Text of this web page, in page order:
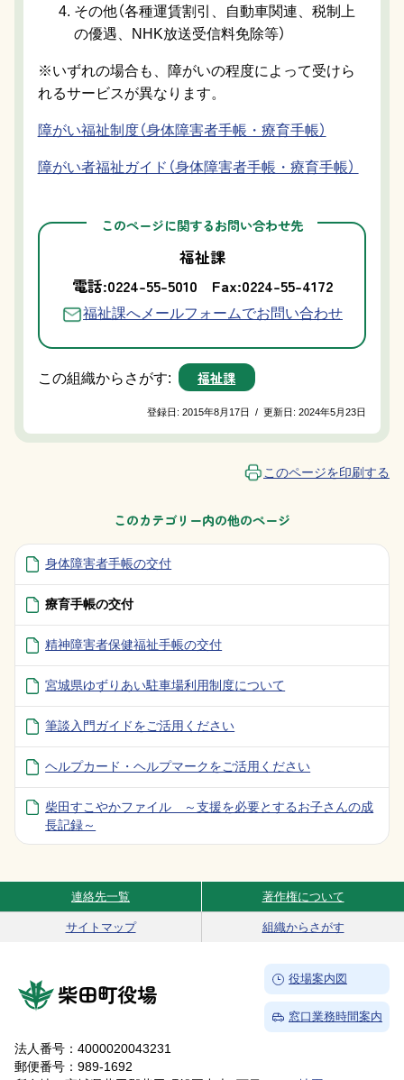
その他（各種運賃割引、自動車関連、税制上
の優遇、NHK放送受信料免除等）
※いずれの場合も、障がいの程度によって受けら
れるサービスが異なります。
障がい福祉制度（身体障害者手帳・療育手帳）
障がい者福祉ガイド（身体障害者手帳・療育手帳）
このページに関するお問い合わせ先
福祉課
電話:0224-55-5010
Fax:0224-55-4172
福祉課へメールフォームでお問い合わせ
この組織からさがす: 福祉課
登録日:2015年8月17日 / 更新日:2024年5月23日
このページを印刷する
このカテゴリー内の他のページ
身体障害者手帳の交付
療育手帳の交付
精神障害者保健福祉手帳の交付
宮城県ゆずりあい駐車場利用制度について
筆談入門ガイドをご活用ください
ヘルプカード・ヘルプマークをご活用ください
柴田すこやかファイル ～支援を必要とするお子さんの成
長記録～
Site Navigation
連絡先一覧 著作権について
サイトマップ 組織からさがす
柴田町役場
→
役場案内図
→
窓口業務時間案内
法人番号：4000020043231
郵便番号：989-1692